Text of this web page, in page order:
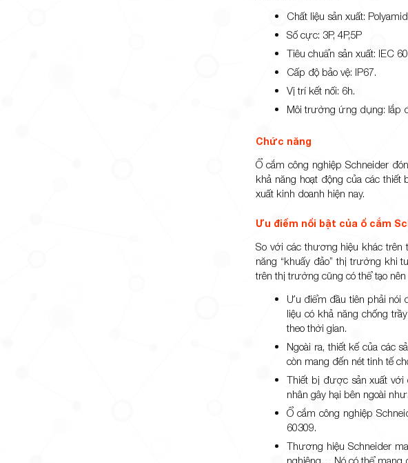
Chất liệu sản xuất:
Số cực: 3P, 4P,5P
Tiêu chuẩn sản xuất: IEC
Cấp độ bảo vệ: IP67.
Vị trí kết nối: 6h.
Môi trường ứng dụng: lắp
Chức năng
Ổ cắm công nghiệp Schneider
khả năng hoạt động của các
xuất kinh doanh hiện nay.
Ưu điểm nổi bật của ổ cắm
So với các thương hiệu khác
năng “khuấy đảo” thị trường khi
trên thị trường cũng có thể tạo
Ưu điểm đầu tiên phải nói
liệu có khả năng chống
theo thời gian.
Ngoài ra, thiết kế của các
còn mang đến nét tinh tế
Thiết bị được sản xuất với
nhân gây hại bên ngoài
Ổ cắm công nghiệp
60309.
Thương hiệu Schneider
nghiêng… Nó có thể